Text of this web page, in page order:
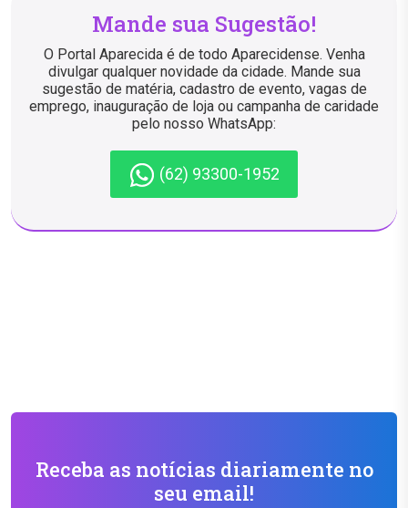
Mande sua Sugestão!
O Portal Aparecida é de todo Aparecidense. Venha
divulgar qualquer novidade da cidade. Mande sua
sugestão de matéria, cadastro de evento, vagas de
emprego, inauguração de loja ou campanha de caridade
pelo nosso WhatsApp:
(62) 93300-1952
Receba as notícias diariamente no
seu email!